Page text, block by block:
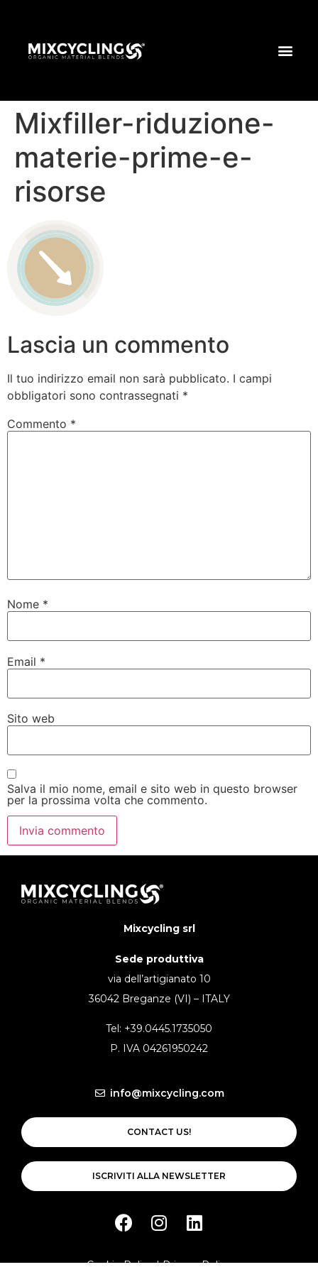
Mixfiller-riduzione-
materie-prime-e-
risorse
Lascia un commento
Il tuo indirizzo email non sarà pubblicato. I campi
obbligatori sono contrassegnati *
Commento *
Nome *
Email *
Sito web
Salva il mio nome, email e sito web in questo browser
per la prossima volta che commento.
Mixcycling srl
Sede produttiva
via dell’artigianato 10
36042 Breganze (VI) – ITALY
Tel: +39.0445.1735050
P. IVA 04261950242
info@mixcycling.com
CONTACT US!
ISCRIVITI ALLA NEWSLETTER
Cookie Policy|Privacy Policy